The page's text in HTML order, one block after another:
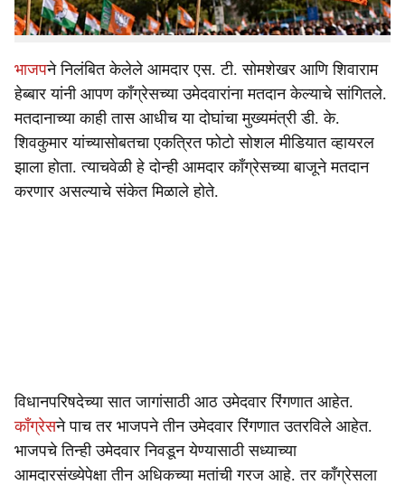
क्रॉस वोटिंगची भीती असल्याची जोरदार चर्चा आहे.
भाजपने निलंबित केलेले आमदार एस. टी. सोमशेखर आणि शिवाराम
हेब्बार यांनी आपण काँग्रेसच्या उमेदवारांना मतदान केल्याचे सांगितले.
मतदानाच्या काही तास आधीच या दोघांचा मुख्यमंत्री डी. के.
शिवकुमार यांच्यासोबतचा एकत्रित फोटो सोशल मीडियात व्हायरल
झाला होता. त्याचवेळी हे दोन्ही आमदार काँग्रेसच्या बाजूने मतदान
करणार असल्याचे संकेत मिळाले होते.
विधानपरिषदेच्या सात जागांसाठी आठ उमेदवार रिंगणात आहेत.
काँग्रेसने पाच तर भाजपने तीन उमेदवार रिंगणात उतरविले आहेत.
भाजपचे तिन्ही उमेदवार निवडून येण्यासाठी सध्याच्या
आमदारसंख्येपेक्षा तीन अधिकच्या मतांची गरज आहे. तर काँग्रेसला